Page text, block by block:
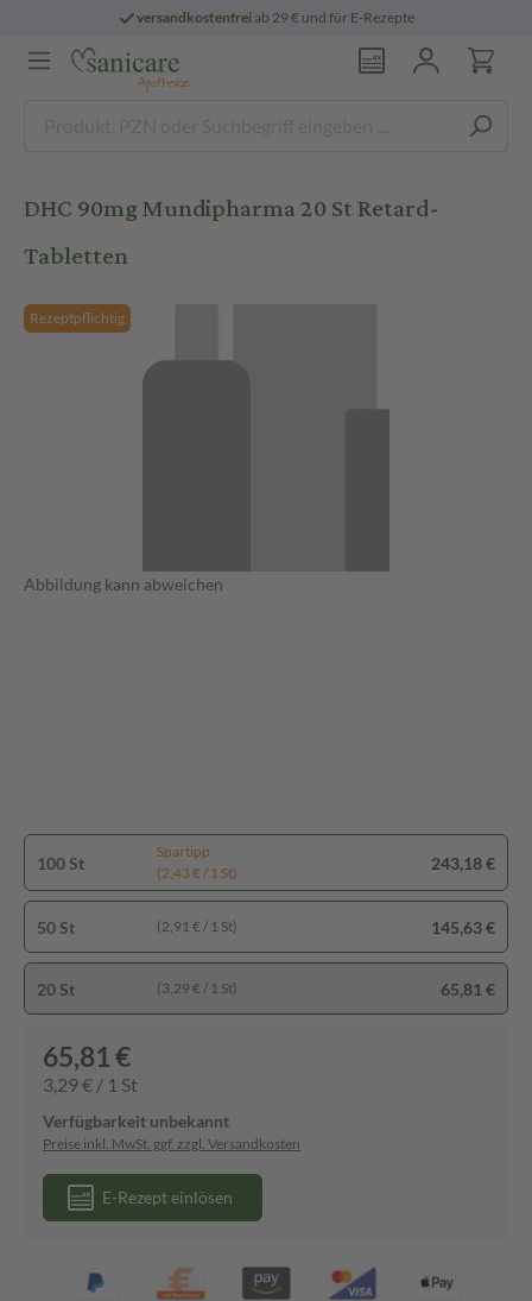
versandkostenfreiab 29 € und für E-Rezepte
DHC 90mg Mundipharma 20 St Retard-
Tabletten
Rezeptpflichtig
Abbildung kann abweichen
100 St
Spartipp
(2,43 € / 1 St)
243,18 €
50 St (2,91 € / 1 St) 145,63 €
20 St (3,29 € / 1 St) 65,81 €
65,81 €
3,29 € / 1 St
Verfügbarkeit unbekannt
Preise inkl. MwSt. ggf. zzgl. Versandkosten
E-Rezept einlösen